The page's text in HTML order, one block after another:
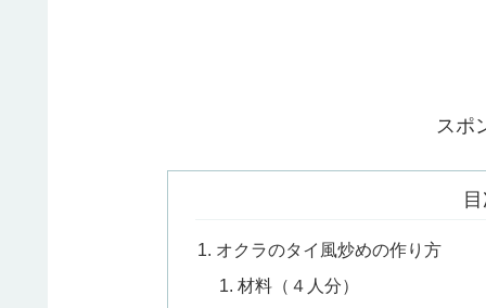
スポ
オクラのタイ風炒めの作り方
材料（４人分）